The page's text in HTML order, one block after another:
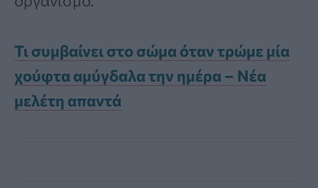
Τι συμβαίνει στο σώμα όταν τρώμε μία
χούφτα αμύγδαλα την ημέρα – Νέα
μελέτη απαντά